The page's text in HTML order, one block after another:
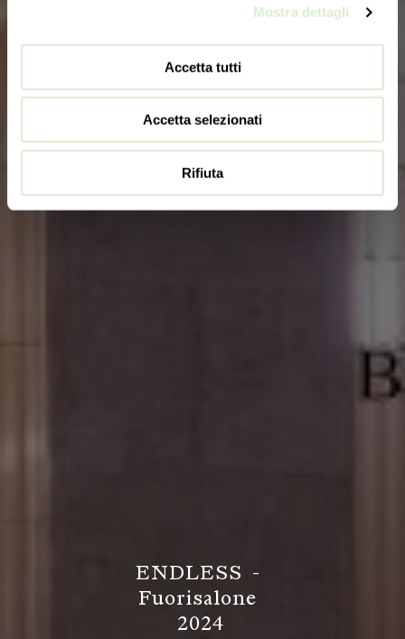
Mostra dettagli
Accetta tutti
Accetta selezionati
Rifiuta
ENDLESS -
Fuorisalone
2024